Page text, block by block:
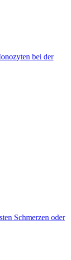
bei der
Schmerzen oder